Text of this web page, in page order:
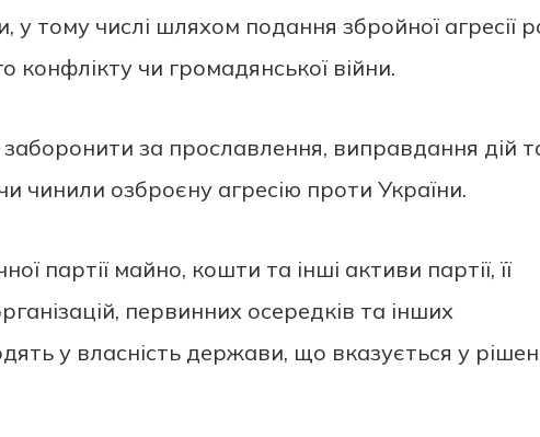
у тому числі шляхом подання збройної агресії
конфлікту чи громадянської війни.
за прославлення, виправдання дій
чи чинили озброєну агресію проти України.
партії майно, кошти та інші активи партії, її
первинних осередків та інших
у власність держави, що вказується у